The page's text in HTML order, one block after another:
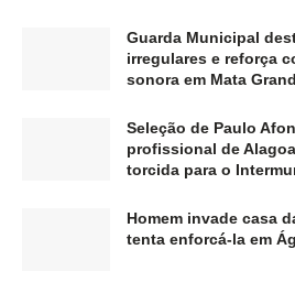
Guarda Municipal
irregulares e reforça
sonora em Mata
Seleção de Paulo
profissional de
torcida para o
Homem invade casa
tenta enforcá-la em